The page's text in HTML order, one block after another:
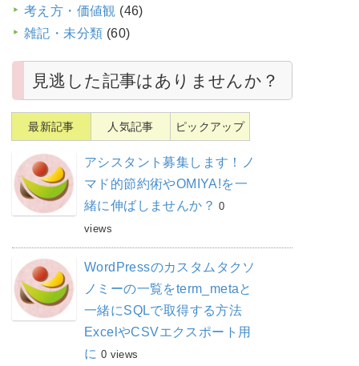
考え方・価値観 (46)
雑記・未分類 (60)
見逃した記事はありませんか？
最新記事 人気記事 ピックアップ
アシスタント募集します！ノ
マド的節約術やOMIYA!を一
緒に伸ばしませんか？ 0
views
WordPressのカスタムタクソ
ノミーの一覧をterm_metaと
一緒にSQLで取得する方法
ExcelやCSVエクスポート用
に 0 views